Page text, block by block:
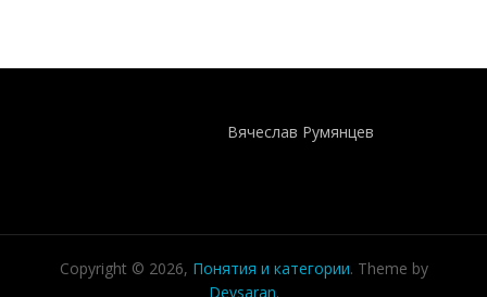
Вячеслав Румянцев
Copyright © 2026, Понятия и категории. Theme by
Devsaran.